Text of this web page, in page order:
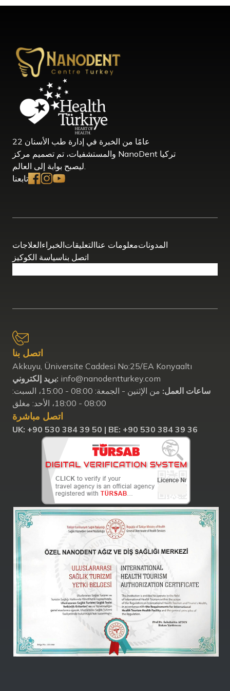
22 عامًا من الخبرة في إدارة طب الأسنان
والمستشفيات، تم تصميم مركز NanoDent تركيا
ليصبح بوابة إلى العالم.
تابعنا
العلاجاتالخبراءالتعليقاتمعلومات عناالمدونات
سياسة الكوكيزاتصل بنا
اتصل بنا
Akkuyu, Üniversite Caddesi No:25/EA Konyaaltı
بريد إلكتروني: info@nanodentturkey.com
ساعات العمل:
من الإثنين - الجمعة: 08:00 - 15:00، السبت:
08:00 - 18:00، الأحد: مغلق
اتصل مباشرة
UK: ‪+90 530 384 39 50‬ | BE: +90 530 384 39 36
Nanodent
Centre
Turkey